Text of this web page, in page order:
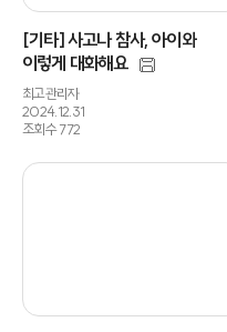
[기타] 사고나 참사, 아이와
이렇게 대화해요
최고관리자
2024.12.31
조회수 772